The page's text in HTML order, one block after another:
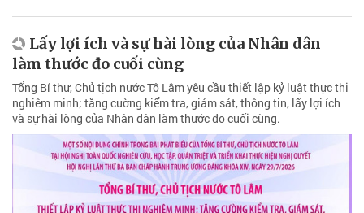
Lấy lợi ích và sự hài lòng của Nhân dân
làm thước đo cuối cùng
Tổng Bí thư, Chủ tịch nước Tô Lâm yêu cầu thiết lập kỷ luật thực thi
nghiêm minh; tăng cường kiểm tra, giám sát, thông tin, lấy lợi ích
và sự hài lòng của Nhân dân làm thước đo cuối cùng.